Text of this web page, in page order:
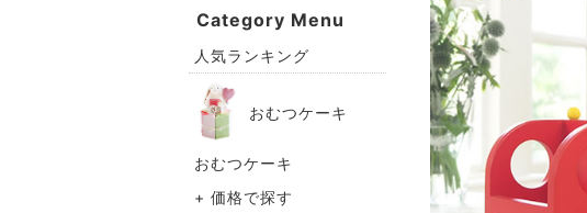
Category Menu
人気ランキング
おむつケーキ
おむつケーキ
+ 価格で探す